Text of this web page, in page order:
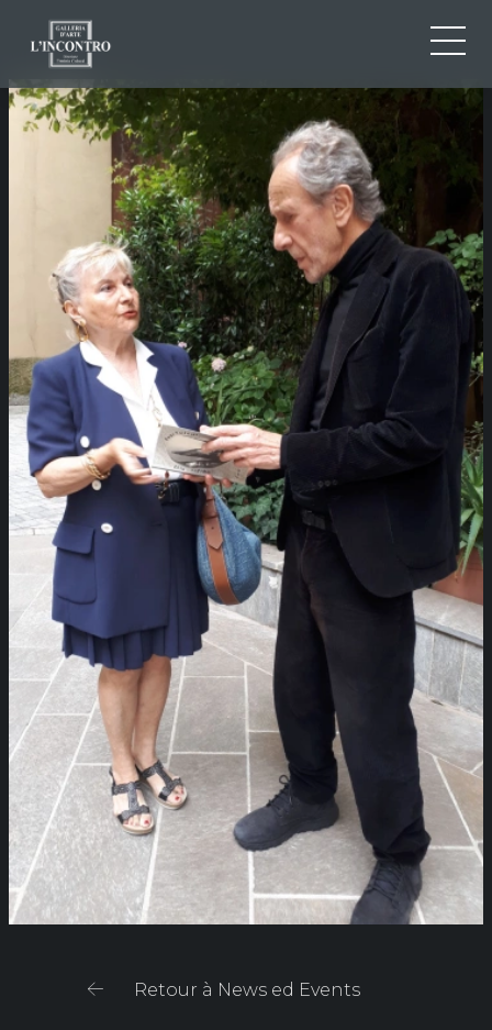
EN
QUI SOMMES-NOU
NEWS ED EVENTS
ARTISTES ET ŒUVRES
EXPOSITIONS
CONTACTS
Retour à News ed Events